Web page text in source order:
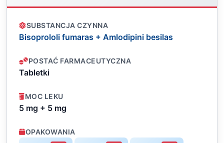
SUBSTANCJA CZYNNA
Bisoprololi fumaras + Amlodipini besilas
POSTAĆ FARMACEUTYCZNA
Tabletki
MOC LEKU
5 mg + 5 mg
OPAKOWANIA